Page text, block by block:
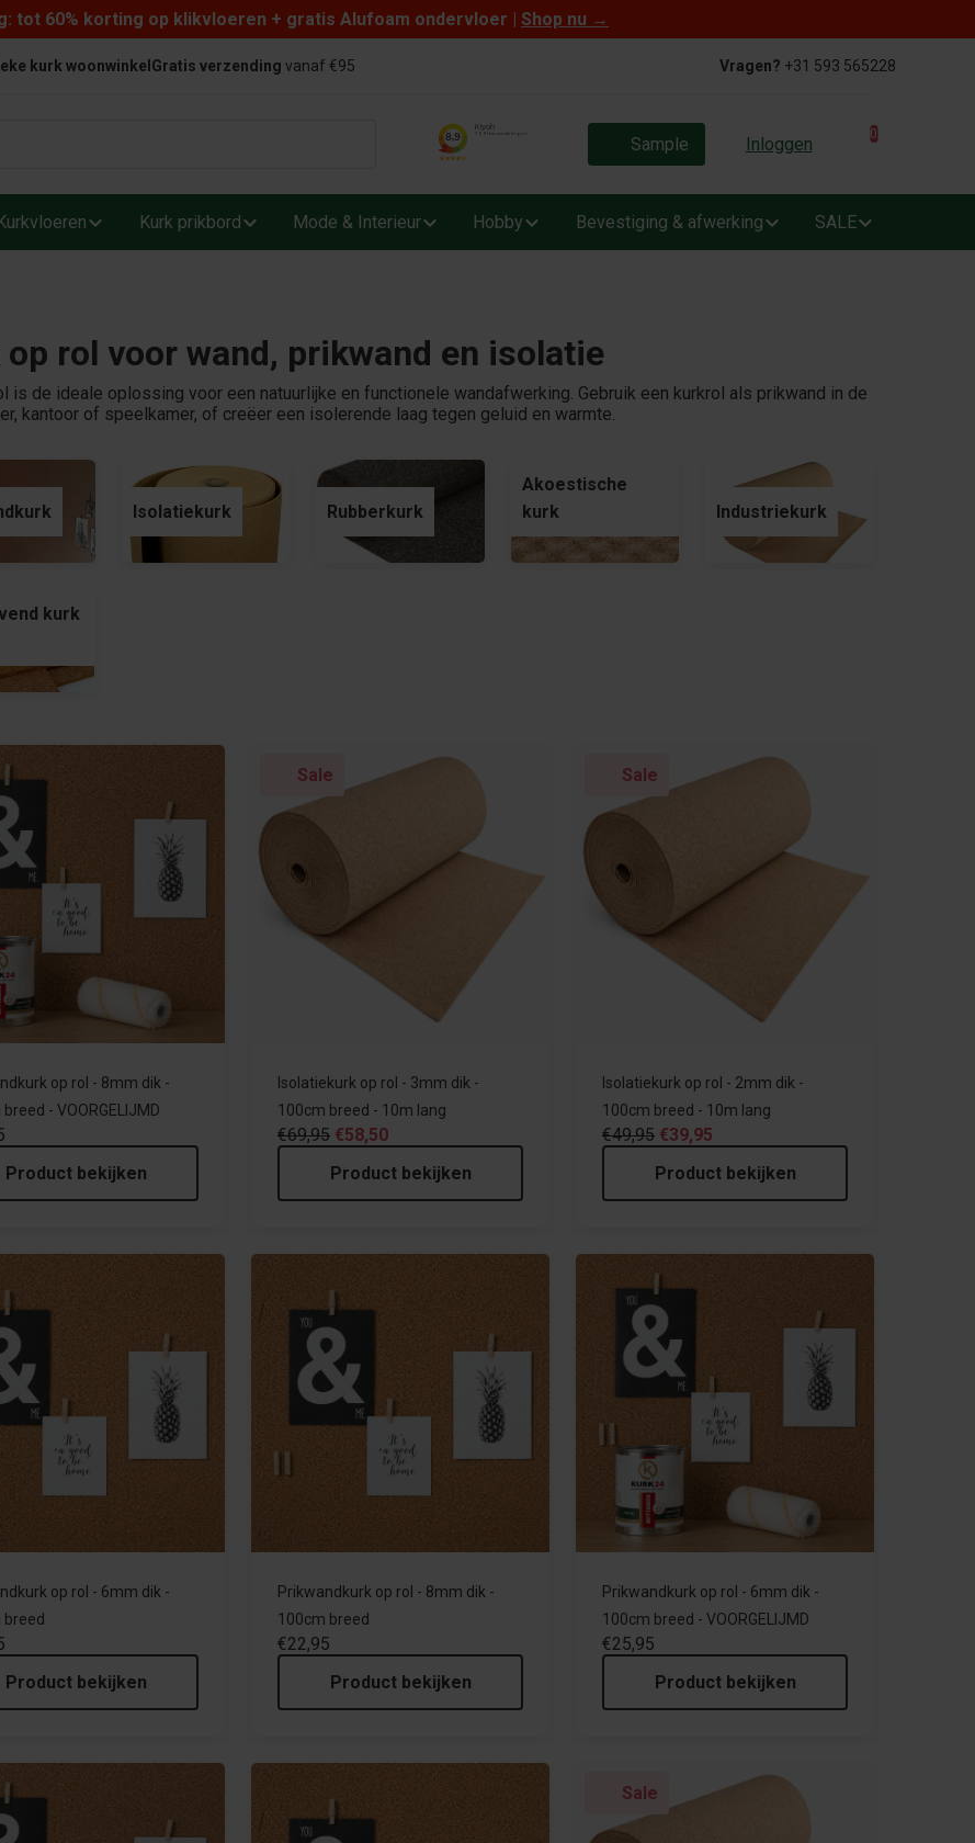
tot 60% korting op klikvloeren + gratis Alufoam ondervloer | Shop nu →
kurk woonwinkel Gratis verzending vanaf €95 Vragen? +31 593 565228
Sample Inloggen 0
Kurk prikbord Mode & Interieur Hobby Bevestiging & afwerking SALE
op rol voor wand, prikwand en isolatie
is de ideale oplossing voor een natuurlijke en functionele wandafwerking. Gebruik een kurkrol als prikwand in de
kantoor of speelkamer, of creëer een isolerende laag tegen geluid en warmte.
Isolatiekurk Rubberkurk
Akoestische
kurk
Industriekurk
kurk
op rol - 8mm dik -
- VOORGELIJMD
Product bekijken
Sale
Isolatiekurk op rol - 3mm dik -
100cm breed - 10m lang
€69,95 €58,50
Product bekijken
Sale
Isolatiekurk op rol - 2mm dik -
100cm breed - 10m lang
€49,95 €39,95
Product bekijken
op rol - 6mm dik -
breed
Product bekijken
Prikwandkurk op rol - 8mm dik -
100cm breed
€22,95
Product bekijken
Prikwandkurk op rol - 6mm dik -
100cm breed - VOORGELIJMD
€25,95
Product bekijken
Sale